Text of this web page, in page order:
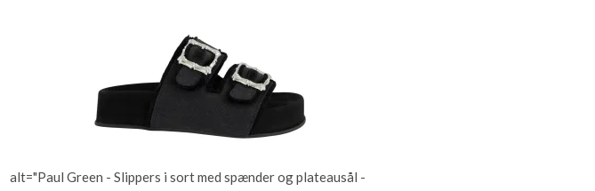
alt="Paul Green - Slippers i sort med spænder og plateausål -